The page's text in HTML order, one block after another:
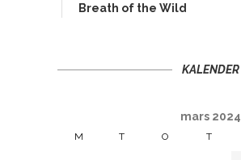
Breath of the Wild
KALENDER
mars 2024
M T O T